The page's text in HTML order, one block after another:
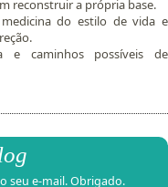
reconstruir a própria base.
do estilo de vida e
e caminhos possíveis de
seu e-mail. Obrigado.